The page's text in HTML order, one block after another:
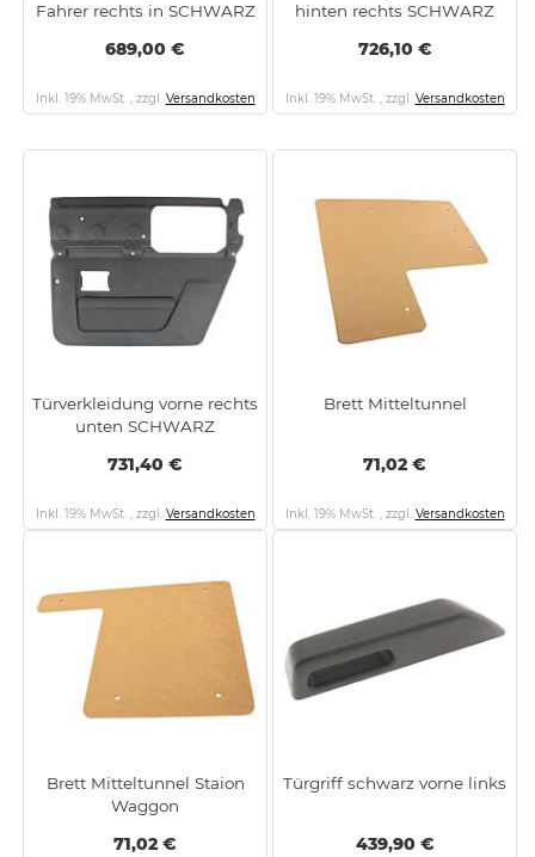
Fahrer rechts in SCHWARZ
689,00 €
Inkl. 19% MwSt. , zzgl. Versandkosten
hinten rechts SCHWARZ
726,10 €
Inkl. 19% MwSt. , zzgl. Versandkosten
Türverkleidung vorne rechts
unten SCHWARZ
731,40 €
Inkl. 19% MwSt. zzgl. Versandkosten
Brett Mitteltunnel
71,02 €
Inkl. 19% MwSt. zzgl. Versandkosten
Brett Mitteltunnel Staion
Waggon
71,02 €
Türgriff schwarz vorne links
439,90 €